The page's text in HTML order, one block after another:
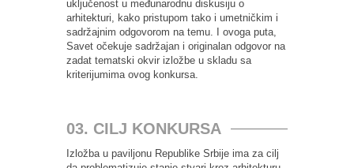
uključenost u međunarodnu diskusiju o
arhitekturi, kako pristupom tako i umetničkim i
sadržajnim odgovorom na temu. I ovoga puta,
Savet očekuje sadržajan i originalan odgovor na
zadat tematski okvir izložbe u skladu sa
kriterijumima ovog konkursa.
03. CILJ KONKURSA
Izložba u paviljonu Republike Srbije ima za cilj